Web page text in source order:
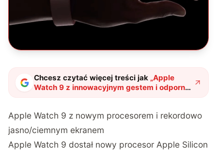
Chcesz czytać więcej treści jak „Apple
Watch 9 z innowacyjnym gestem i odporny
Apple Watch Ultra 2. Głupie? Jak będzie
Apple Watch 9 z nowym procesorem i rekordowo
jasno/ciemnym ekranem
Apple Watch 9 dostał nowy procesor Apple Silicon